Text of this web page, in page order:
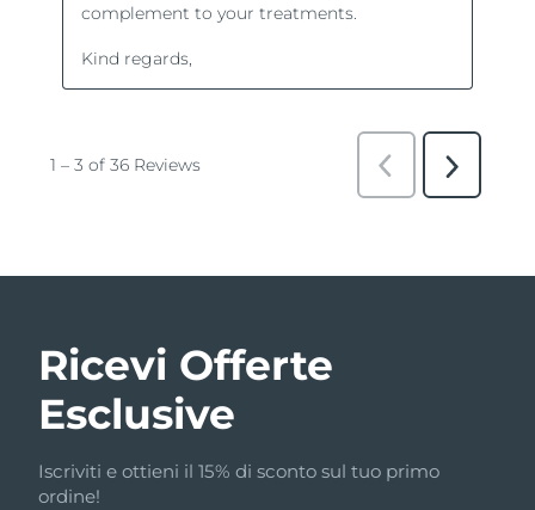
Ricevi Offerte
Esclusive
Iscriviti e ottieni il 15% di sconto sul tuo primo
ordine!